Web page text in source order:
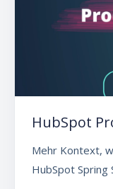
HubSpot
Mehr Kontext,
HubSpot